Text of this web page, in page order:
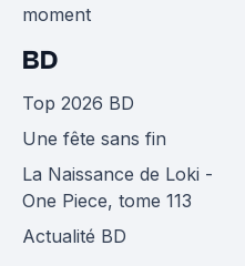
moment
BD
Top 2026 BD
Une fête sans fin
La Naissance de Loki -
One Piece, tome 113
Actualité BD